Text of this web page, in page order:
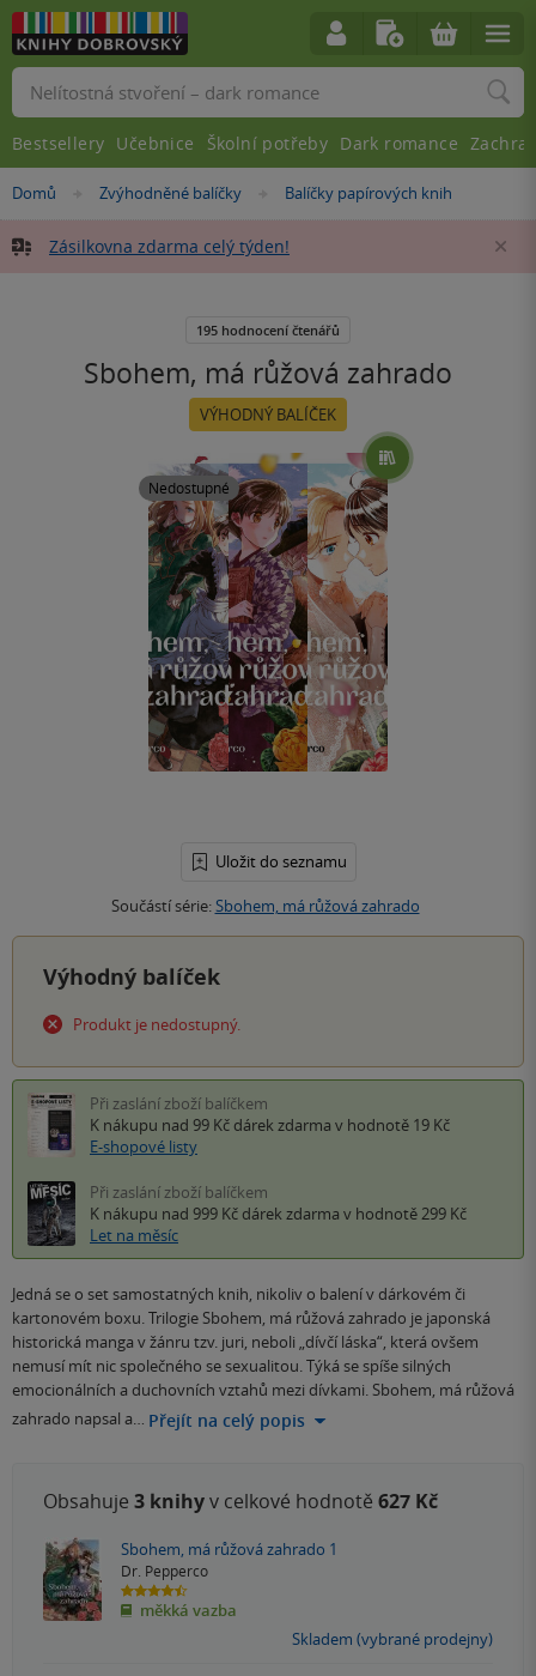
Nacházíte
zde:
Domů »
Zvýhodněné balíčky »
Balíčky papírových knih
Zásilkovna zdarma celý týden!
Sbohem, má růžová zahrado
VÝHODNÝ BALÍČEK
Nedostupné
Uložit do seznamu
Součástí série:Sbohem, má růžová zahrado
195 hodnocení čtenářů
Výhodný balíček
Produkt je nedostupný.
Při zaslání zboží balíčkem
K nákupu nad 99 Kč dárek zdarma v hodnotě 19 Kč
E-shopové listy
Při zaslání zboží balíčkem
K nákupu nad 999 Kč dárek zdarma v hodnotě 299 Kč
Let na měsíc
Jedná se o set samostatných knih, nikoliv o balení v dárkovém či
kartonovém boxu. Trilogie Sbohem, má růžová zahrado je japonská
historická manga v žánru tzv. juri, neboli „dívčí láska“, která ovšem
nemusí mít nic společného se sexualitou. Týká se spíše silných
emocionálních a duchovních vztahů mezi dívkami. Sbohem, má růžová
zahrado napsal a… Přejít na celý popis
Obsahuje 3 knihyv celkové hodnotě 627 Kč
Sbohem, má růžová zahrado 1
Dr. Pepperco
4.5
z
měkká vazba
Skladem (vybrané prodejny)
Vyhledávání
Bestsellery Učebnice Školní potřeby Dark romance